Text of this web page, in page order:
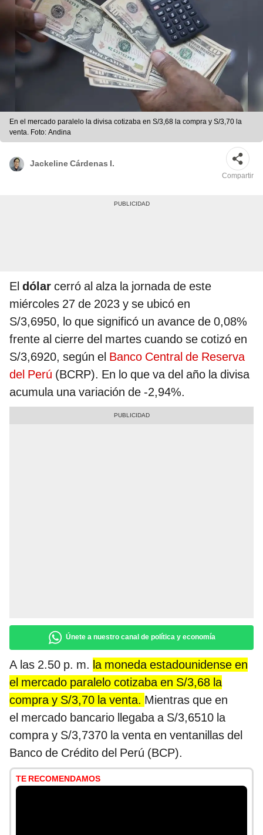
En el mercado paralelo la divisa cotizaba en S/3,68 la compra y S/3,70 la
venta. Foto: Andina
Jackeline Cárdenas I.
Compartir
El dólar cerró al alza la jornada de este
miércoles 27 de 2023 y se ubicó en
S/3,6950, lo que significó un avance de 0,08%
frente al cierre del martes cuando se cotizó en
S/3,6920, según el Banco Central de Reserva
del Perú (BCRP). En lo que va del año la divisa
acumula una variación de -2,94%.
Únete a nuestro canal de política y economía
A las 2.50 p. m. la moneda estadounidense en
el mercado paralelo cotizaba en S/3,68 la
compra y S/3,70 la venta. Mientras que en
el mercado bancario llegaba a S/3,6510 la
compra y S/3,7370 la venta en ventanillas del
Banco de Crédito del Perú (BCP).
TE RECOMENDAMOS